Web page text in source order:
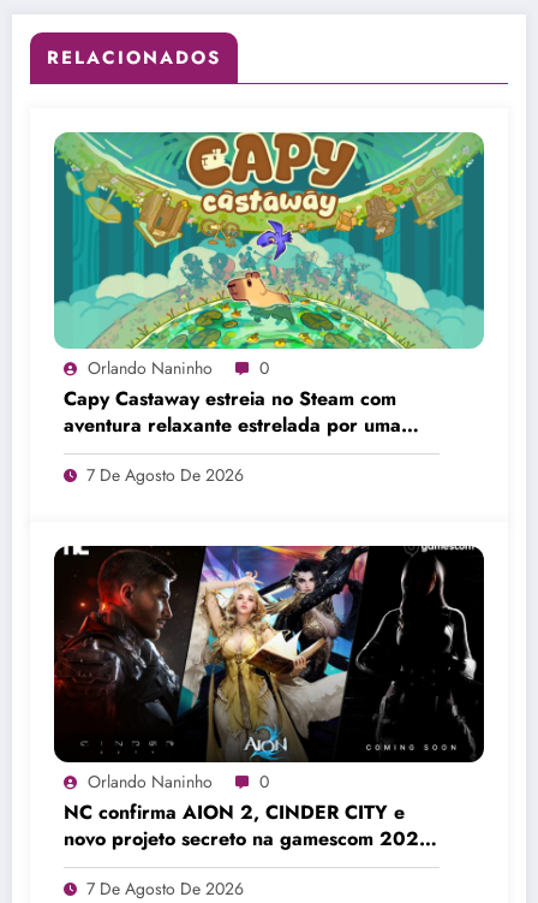
RELACIONADOS
Orlando Naninho 0
Capy Castaway estreia no Steam com
aventura relaxante estrelada por uma
capivara e ofertas de lançamento
7 De Agosto De 2026
Orlando Naninho 0
NC confirma AION 2, CINDER CITY e
novo projeto secreto na gamescom 2026
Colônia
7 De Agosto De 2026